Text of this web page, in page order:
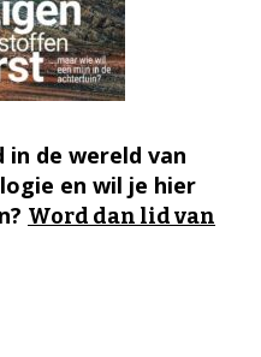
in de wereld van
en wil je hier
Word dan lid van